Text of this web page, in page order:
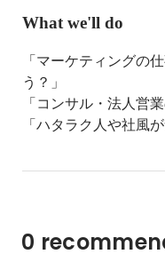
What we'll do
「マーケティングの
う？」
「コンサル・法人営
「ハタラク人や社風
皆様に当社を見極め
いよう、
0